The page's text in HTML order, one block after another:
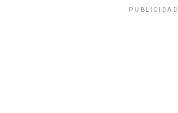
PUBLICIDAD